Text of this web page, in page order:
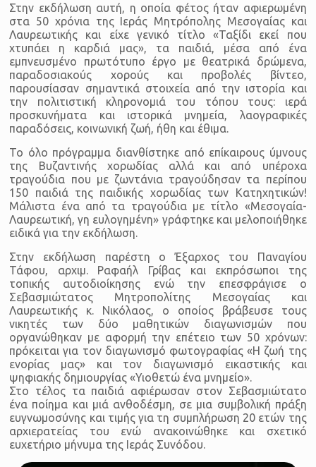
Στην εκδήλωση αυτή, η οποία φέτος ήταν αφιερωμένη
στα 50 χρόνια της Ιεράς Μητρόπολης Μεσογαίας και
Λαυρεωτικής και είχε γενικό τίτλο «Ταξίδι εκεί που
χτυπάει η καρδιά μας», τα παιδιά, μέσα από ένα
εμπνευσμένο πρωτότυπο έργο με θεατρικά δρώμενα,
παραδοσιακούς χορούς και προβολές βίντεο,
παρουσίασαν σημαντικά στοιχεία από την ιστορία και
την πολιτιστική κληρονομιά του τόπου τους: ιερά
προσκυνήματα και ιστορικά μνημεία, λαογραφικές
παραδόσεις, κοινωνική ζωή, ήθη και έθιμα.
Το όλο πρόγραμμα διανθίστηκε από επίκαιρους ύμνους
της Βυζαντινής χορωδίας αλλά και από υπέροχα
τραγούδια που με ζωντάνια τραγούδησαν τα περίπου
150 παιδιά της παιδικής χορωδίας των Κατηχητικών!
Μάλιστα ένα από τα τραγούδια με τίτλο «Μεσογαία-
Λαυρεωτική, γη ευλογημένη» γράφτηκε και μελοποιήθηκε
ειδικά για την εκδήλωση.
Στην εκδήλωση παρέστη ο Έξαρχος του Παναγίου
Τάφου, αρχιμ. Ραφαήλ Γρίβας και εκπρόσωποι της
τοπικής αυτοδιοίκησης ενώ την επεσφράγισε ο
Σεβασμιώτατος Μητροπολίτης Μεσογαίας και
Λαυρεωτικής κ. Νικόλαος, ο οποίος βράβευσε τους
νικητές των δύο μαθητικών διαγωνισμών που
οργανώθηκαν με αφορμή την επέτειο των 50 χρόνων:
πρόκειται για τον διαγωνισμό φωτογραφίας «Η ζωή της
ενορίας μας» και τον διαγωνισμό εικαστικής και
ψηφιακής δημιουργίας «Υιοθετώ ένα μνημείο».
Στο τέλος τα παιδιά αφιέρωσαν στον Σεβασμιώτατο
ένα ποίημα και μιά ανθοδέσμη, σε μια συμβολική πράξη
ευγνωμοσύνης και τιμής για τη συμπλήρωση 20 ετών της
αρχιερατείας του ενώ ανακοινώθηκε και σχετικό
ευχετήριο μήνυμα της Ιεράς Συνόδου.